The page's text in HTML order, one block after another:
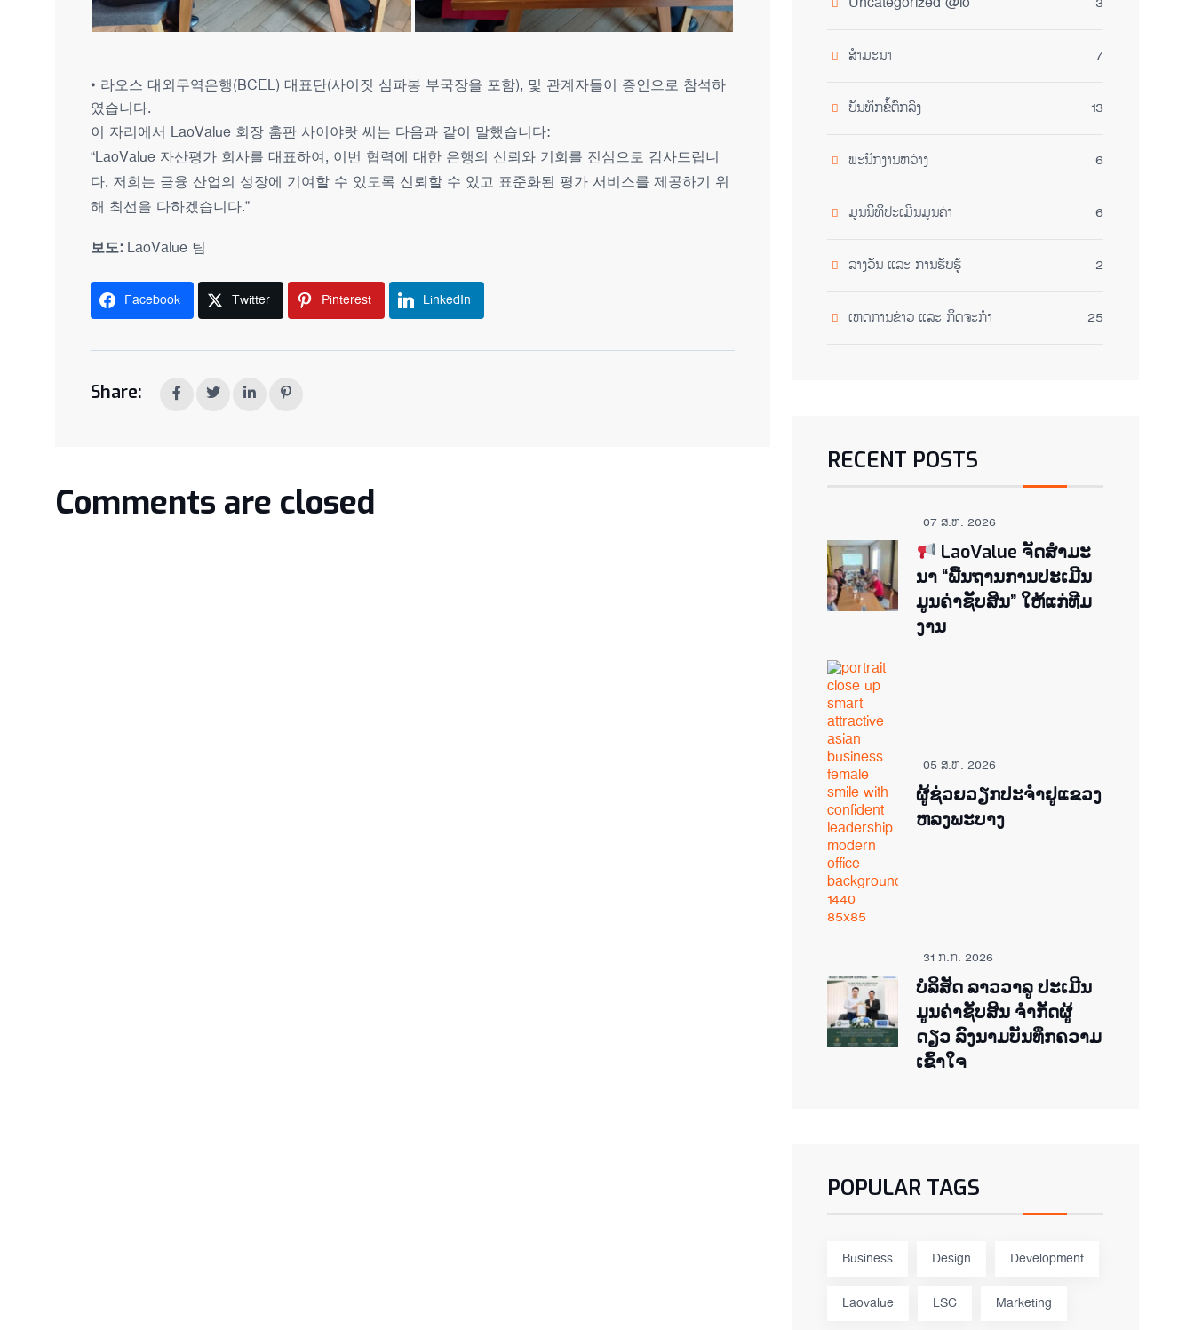
• 라오스 대외무역은행(BCEL) 대표단(사이짓 심파봉 부국장을 포함), 및 관계자들이 증인으로 참석하
였습니다.
이 자리에서 LaoValue 회장 훔판 사이야랏 씨는 다음과 같이 말했습니다:
“LaoValue 자산평가 회사를 대표하여, 이번 협력에 대한 은행의 신뢰와 기회를 진심으로 감사드립니
다. 저희는 금융 산업의 성장에 기여할 수 있도록 신뢰할 수 있고 표준화된 평가 서비스를 제공하기 위
해 최선을 다하겠습니다.”
보도: LaoValue 팀
Facebook Twitter Pinterest LinkedIn
Share:
Comments are closed
ສໍາມະນາ 7
ບັນທຶກຂໍ້ຕົກລົງ 13
ພະນັກງານຫວ່າງ 6
ມູນນິທິປະເມີນມູນຄ່າ 6
ລາງວັນ ແລະ ການຮັບຮູ້ 2
ເຫດການຂ່າວ ແລະ ກິດຈະກໍາ 25
RECENT POSTS
07 ສ.ຫ. 2026
LaoValue ຈັດສຳມະ
ນາ “ພື້ນຖານການປະເມີນ
ມູນຄ່າຊັບສິນ” ໃຫ້ແກ່ທີມ
ງານ
05 ສ.ຫ. 2026
ຜູ້ຊ່ວຍ​ວຽກປະ​ຈຳ​ຢູ​​ແຂວງ
ຫລງ​ພະ​ບາງ
31 ກ.ກ. 2026
ບໍລິສັດ ລາວວາລູ ປະເມີນ
ມູນຄ່າຊັບສິນ ຈຳກັດຜູ້
ດຽວ ລົງນາມບັນທຶກຄວາມ
ເຂົ້າໃຈ
POPULAR TAGS
Business Design Development
Laovalue LSC Marketing